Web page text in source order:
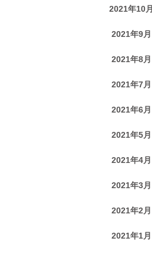
2021年10月
2021年9月
2021年8月
2021年7月
2021年6月
2021年5月
2021年4月
2021年3月
2021年2月
2021年1月